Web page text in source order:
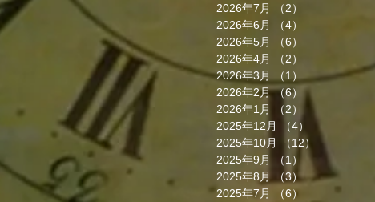
2026年7月
（2）
2026年6月
（4）
2026年5月
（6）
2026年4月
（2）
2026年3月
（1）
1件の記事
2026年2月 （6）
6件の記事
2026年1月
（2）
2025年12月
（4）
2025年10月
（12）
12件の記事
2025年9月
（1）
1件の記事
2025年8月
（3）3件の記事
2025年7月
（6）
6件の記事